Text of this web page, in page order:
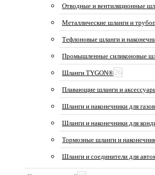
Отводные и вентиляционные
Металлические шланги и
Тефлоновые шланги и
Промышленные силиконовые
Шланги TYGON®26
Плавающие шланги и
Шланги и наконечники для газов
Шланги и наконечники для
Тормозные шланги и
Шланги и соединители для